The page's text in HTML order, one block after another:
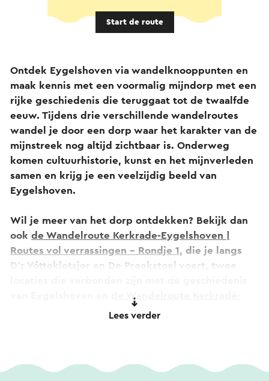
Start de route
Ontdek Eygelshoven via wandelknooppunten en
maak kennis met een voormalig mijndorp met een
rijke geschiedenis die teruggaat tot de twaalfde
eeuw. Tijdens drie verschillende wandelroutes
wandel je door een dorp waar het karakter van de
mijnstreek nog altijd zichtbaar is. Onderweg
komen cultuurhistorie, kunst en het mijnverleden
samen en krijg je een veelzijdig beeld van
Eygelshoven.
Wil je meer van het dorp ontdekken? Bekijk dan
ook de Wandelroute Kerkrade-Eygelshoven |
Routes vol verrassingen - Rondje 1, die je langs
D’r Vóttekletsjer en De Preekstoel voert, twee
de Wandelroute Kerkrade-
Eygelshoven | Routes vol verrassingen - Rondje 3
Via wandelknooppunten ontdek je de afwisseling
Lees verder